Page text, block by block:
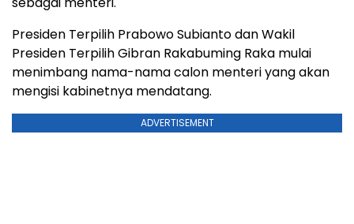
Presiden Terpilih Prabowo Subianto dan Wakil
Presiden Terpilih Gibran Rakabuming Raka mulai
menimbang nama-nama calon menteri yang akan
mengisi kabinetnya mendatang.
ADVERTISEMENT